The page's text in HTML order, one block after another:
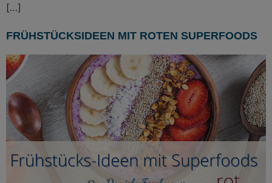
[…]
FRÜHSTÜCKSIDEEN MIT ROTEN SUPERFOODS